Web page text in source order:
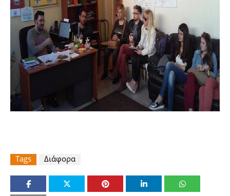
Tags Διάφορα